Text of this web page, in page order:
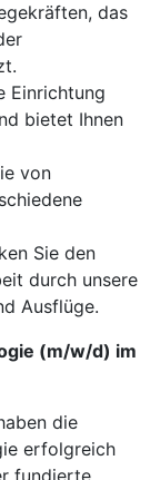
das
Einrichtung
bietet Ihnen
von
Sie den
durch unsere
Ausflüge.
(m/w/d) im
die
erfolgreich
fundierte